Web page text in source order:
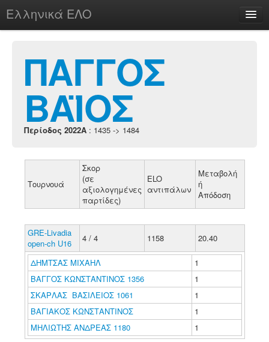
Ελληνικά ΕΛΟ
chesstu.be @ discord
Login
ΠΑΓΓΟΣ
ΒΑΪΟΣ
Περίοδος 2022A : 1435 -> 1484
Τουρνουά
Σκορ
(σε
αξιολογημένες
παρτίδες)
ELO
αντιπάλων
Μεταβολή
ή
Απόδοση
GRE-Livadia
open-ch U16
4 / 4 1158 20.40
ΔΗΜΤΣΑΣ ΜΙΧΑΗΛ
1
ΒΑΓΓΟΣ ΚΩΝΣΤΑΝΤΙΝΟΣ 1356
1
ΣΚΑΡΛΑΣ ΒΑΣΙΛΕΙΟΣ 1061
1
ΒΑΓΙΑΚΟΣ ΚΩΝΣΤΑΝΤΙΝΟΣ
1
ΜΗΛΙΩΤΗΣ ΑΝΔΡΕΑΣ 1180
1